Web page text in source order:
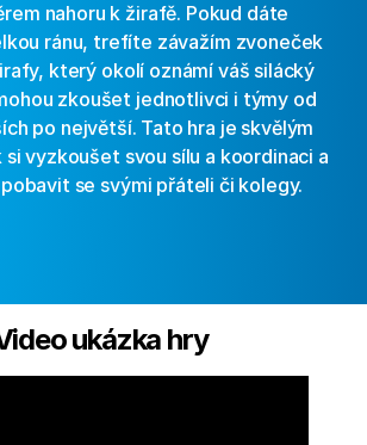
nahoru k žirafě. Pokud dáte
ránu, trefíte závažím zvoneček
který okolí oznámí váš silácký
zkoušet jednotlivci i týmy od
po největší. Tato hra je skvělým
vyzkoušet svou sílu a koordinaci a
se svými přáteli či kolegy.
ukázka hry